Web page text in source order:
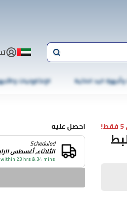
اليد الذكية الإلكترونيات
احصل عليه
Scheduled
الثلاثاء, أغسطس ١١رابع
within 23 hrs & 34 mins